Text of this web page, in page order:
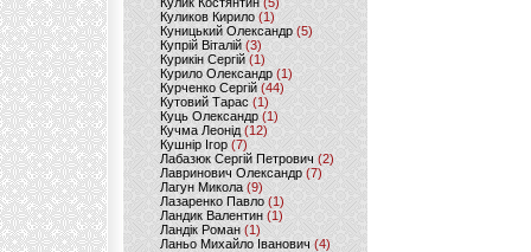
Куликов Кирило (1)
Куницький Олександр (5)
Купрій Віталій (3)
Курикін Сергій(1)
Курило Олександр (1)
Курченко Сергій (44)
Кутовий Тарас (1)
Куць Олександр (1)
Кучма Леонід (12)
Кушнір Ігор(7)
Лабазюк Сергій Петрович (2)
Лавринович Олександр(7)
Лагун Микола(9)
Лазаренко Павло (1)
Ландик Валентин (1)
Ландік Роман (1)
Ланьо Михайло Іванович(4)